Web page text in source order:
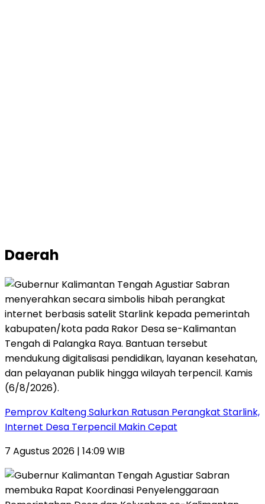
Daerah
Pemprov Kalteng Salurkan Ratusan Perangkat Starlink,
Internet Desa Terpencil Makin Cepat
7 Agustus 2026 | 14:09 WIB